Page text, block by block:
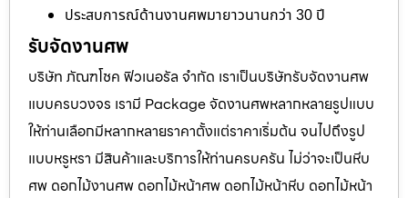
ประสบการณ์ด้านงานศพมายาวนานกว่า 30 ปี
รับจัดงานศพ
บริษัท ภัณฑโชค ฟิวเนอรัล จำกัด เราเป็นบริษัทรับจัดงานศพ
แบบครบวงจร เรามี Package จัดงานศพหลากหลายรูปแบบ
ให้ท่านเลือกมีหลากหลายราคาตั้งแต่ราคาเริ่มต้น จนไปถึงรูป
แบบหรูหรา มีสินค้าและบริการให้ท่านครบครัน ไม่ว่าจะเป็นหีบ
ศพ ดอกไม้งานศพ ดอกไม้หน้าศพ ดอกไม้หน้าหีบ ดอกไม้หน้า